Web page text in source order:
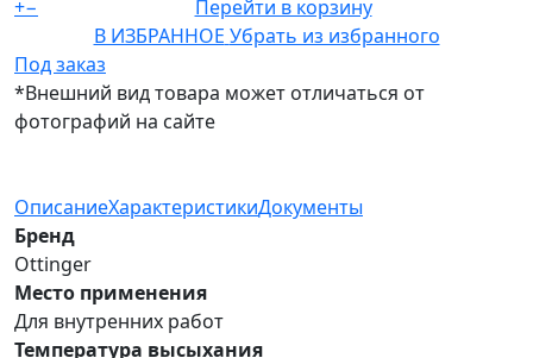
+−
Перейти в корзину
В ИЗБРАННОЕ Убрать из избранного
Под заказ
*Внешний вид товара может отличаться от
фотографий на сайте
ОписаниеХарактеристикиДокументы
Бренд
Ottinger
Место применения
Для внутренних работ
Температура высыхания